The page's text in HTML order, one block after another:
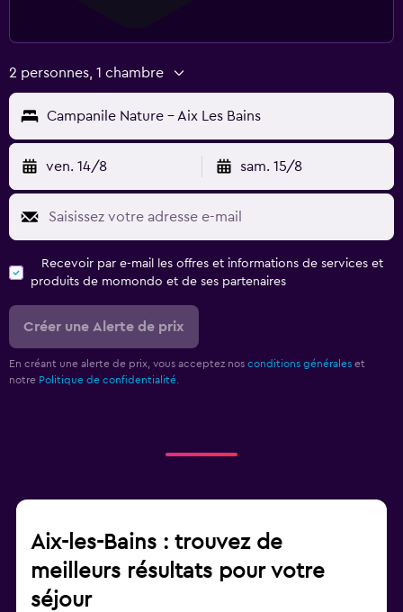
2 personnes, 1 chambre
Campanile Nature - Aix Les Bains
ven. 14/8 sam. 15/8
Recevoir par e-mail les offres et informations de services et
produits de momondo et de ses partenaires
Créer une Alerte de prix
En créant une alerte de prix, vous acceptez nos conditions générales et
notre Politique de confidentialité.
Aix-les-Bains : trouvez de
meilleurs résultats pour votre
séjour